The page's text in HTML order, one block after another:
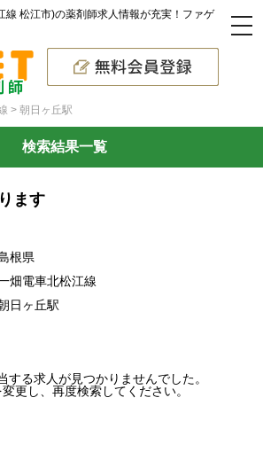
線 松江市)の薬剤師求人情報が充実！ファゲ
朝日ヶ丘駅
検索結果一覧
ます
根県
畑電車北松江線
日ヶ丘駅
する求人が見つかりませんでした。
更し、再度検索してください。